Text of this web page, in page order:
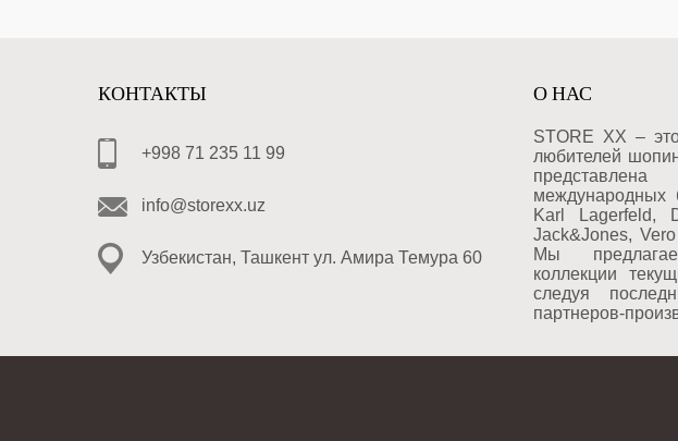
КОНТАКТЫ
+998 71 235 11 99
info@storexx.uz
Узбекистан, Ташкент ул. Амира Темура 60
О НАС
STORE XX –
любителей
международных
Karl Lagerfeld,
Jack&Jones,
Мы
коллекции
следуя
партнеров-